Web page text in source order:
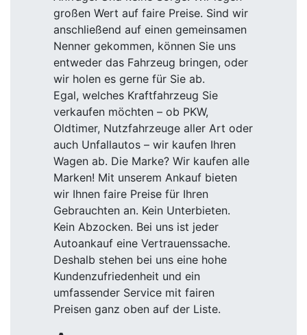
großen Wert auf faire Preise. Sind wir
anschließend auf einen gemeinsamen
Nenner gekommen, können Sie uns
entweder das Fahrzeug bringen, oder
wir holen es gerne für Sie ab.
Egal, welches Kraftfahrzeug Sie
verkaufen möchten – ob PKW,
Oldtimer, Nutzfahrzeuge aller Art oder
auch Unfallautos – wir kaufen Ihren
Wagen ab. Die Marke? Wir kaufen alle
Marken! Mit unserem Ankauf bieten
wir Ihnen faire Preise für Ihren
Gebrauchten an. Kein Unterbieten.
Kein Abzocken. Bei uns ist jeder
Autoankauf eine Vertrauenssache.
Deshalb stehen bei uns eine hohe
Kundenzufriedenheit und ein
umfassender Service mit fairen
Preisen ganz oben auf der Liste.